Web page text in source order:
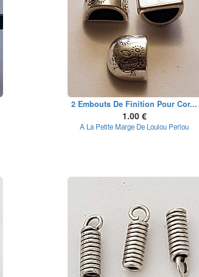
2 Embouts De Finition Pour Cor...
1.00 €
A La Petite Marge De Loulou Perlou